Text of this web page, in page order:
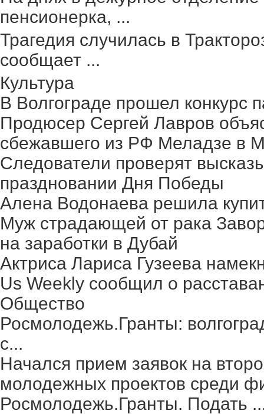
пенсионерка, ...
Трагедия случилась в
сообщает ...
Культура
В Волгограде прошел конкурс
Продюсер Сергей Лавров
сбежавшего из РФ Меладзе в
Следователи проверят
праздновании Дня Победы
Алена Водонаева решила
Муж страдающей от рака
на заработки в Дубай
Актриса Лариса Гузеева
Us Weekly сообщил о
Общество
Росмолодежь.Гранты:
с...
Начался прием заявок на
молодежных проектов среди
Росмолодежь.Гранты. Подать